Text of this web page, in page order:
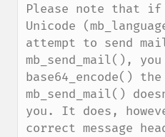
Please note that
Unicode
attempt to send
mb_send_mail(),
base64_encode()
mb_send_mail()
you. It does,
correct message